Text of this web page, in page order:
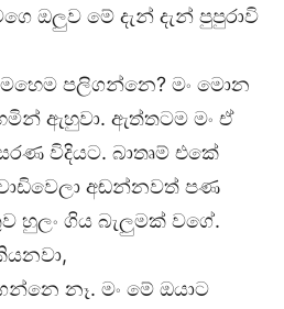
ඔලුව මේ දැන් දැන් පුපුරාවි
පලිගන්නෙ? මං මොන
ඇහුවා. ඇත්තටම මං ඒ
විදියට. බාතෘම් එකේ
අඬන්නවත් පණ
හුලං ගිය බැලුමක් වගේ.
නෑ. මං මේ ඔයාට